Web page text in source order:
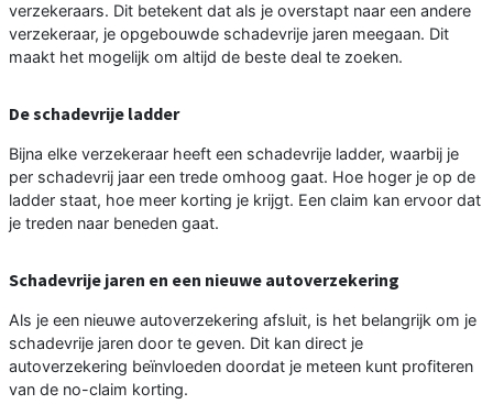
verzekeraars. Dit betekent dat als je overstapt naar een andere
verzekeraar, je opgebouwde schadevrije jaren meegaan. Dit
maakt het mogelijk om altijd de beste deal te zoeken.
De schadevrije ladder
Bijna elke verzekeraar heeft een schadevrije ladder, waarbij je
per schadevrij jaar een trede omhoog gaat. Hoe hoger je op de
ladder staat, hoe meer korting je krijgt. Een claim kan ervoor dat
je treden naar beneden gaat.
Schadevrije jaren en een nieuwe autoverzekering
Als je een nieuwe autoverzekering afsluit, is het belangrijk om je
schadevrije jaren door te geven. Dit kan direct je
autoverzekering beïnvloeden doordat je meteen kunt profiteren
van de no-claim korting.